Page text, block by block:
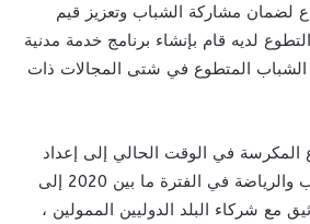
لضمان مشاركة الشباب وتعزيز قيم
لديه قام بإنشاء برنامج خدمة مدنية
المتطوع في شتى المجالات ذات
في الوقت الحالي إلى إعداد
إستراتيجية وطنية للشباب والرياضة في الفترة ما بين 2020 إلى
مع شركاء البلد الدوليين الممولين ،